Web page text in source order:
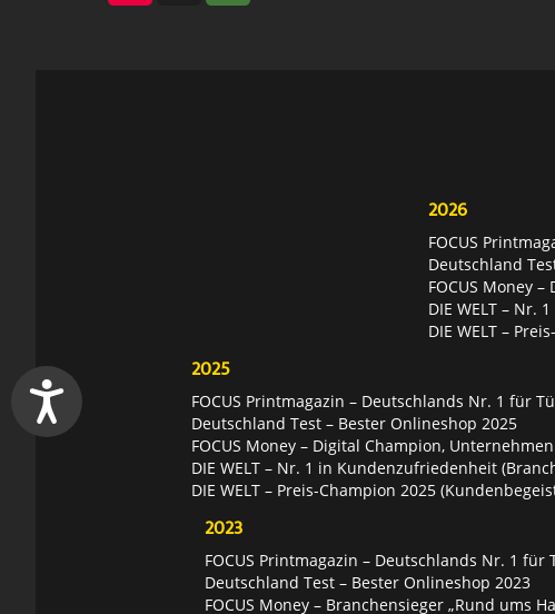
2026
FOCUS
Deutschland
FOCUS Money
DIE WELT – Nr.
DIE WELT –
2025
FOCUS Printmagazin – Deutschlands Nr. 1 für
Deutschland Test – Bester Onlineshop 2025
FOCUS Money – Digital Champion,
DIE WELT – Nr. 1 in Kundenzufriedenheit
DIE WELT – Preis-Champion 2025
2023
FOCUS Printmagazin – Deutschlands Nr. 1 für
Deutschland Test – Bester Onlineshop 2023
FOCUS Money – Branchensieger „Rund ums